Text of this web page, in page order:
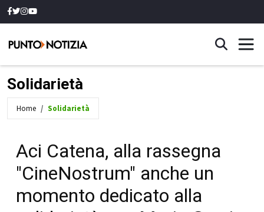
Solidarietà
Home Solidarietà
Aci Catena, alla rassegna
"CineNostrum" anche un
momento dedicato alla